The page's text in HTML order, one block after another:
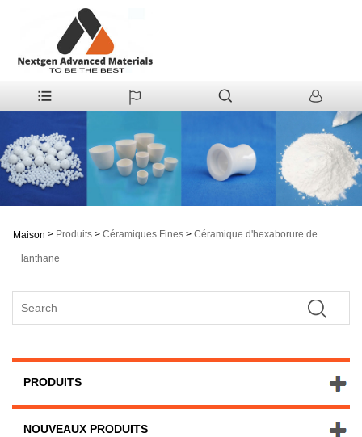
Maison > Produits > Céramiques Fines > Céramique d'hexaborure de
lanthane
PRODUITS
NOUVEAUX PRODUITS